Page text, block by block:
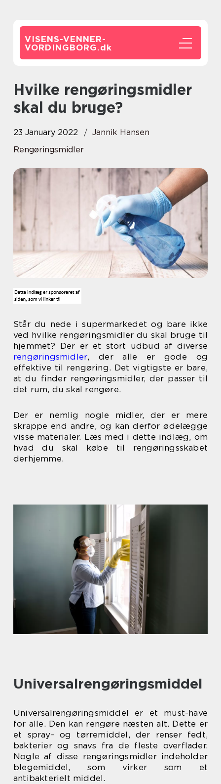
VISENS-VENNER-
VORDINGBORG.dk
Hvilke rengøringsmidler
skal du bruge?
23 January 2022
Jannik Hansen
Rengøringsmidler
Står du nede i supermarkedet og bare ikke
ved hvilke rengøringsmidler du skal bruge til
hjemmet? Der er et stort udbud af diverse
rengøringsmidler, der alle er gode og
effektive til rengøring. Det vigtigste er bare,
at du finder rengøringsmidler, der passer til
det rum, du skal rengøre.
Der er nemlig nogle midler, der er mere
skrappe end andre, og kan derfor ødelægge
visse materialer. Læs med i dette indlæg, om
hvad du skal købe til rengøringsskabet
derhjemme.
Universalrengøringsmiddel
Universalrengøringsmiddel er et must-have
for alle. Den kan rengøre næsten alt. Dette er
et spray- og tørremiddel, der renser fedt,
bakterier og snavs fra de fleste overflader.
Nogle af disse rengøringsmidler indeholder
blegemiddel, som virker som et
antibakterielt middel.